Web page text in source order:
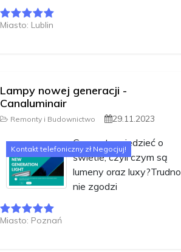
Miasto: Lublin
Lampy nowej generacji -
Canaluminair
Remonty i Budownictwo 29.11.2023
Kontakt telefoniczny zł Negocjuj!
Co warto wiedzieć o
świetle, czyli czym są
lumeny oraz luxy?Trudno
nie zgodzi
Miasto: Poznań